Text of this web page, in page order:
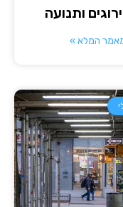
ותנועה
המלא »